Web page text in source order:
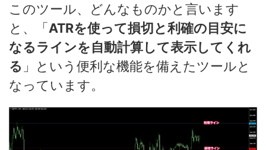
このツール、どんなものかと言います
と、「ATRを使って損切と利確の目安に
なるラインを自動計算して表示してくれ
る 」という便利な機能を備えたツールと
なっています。